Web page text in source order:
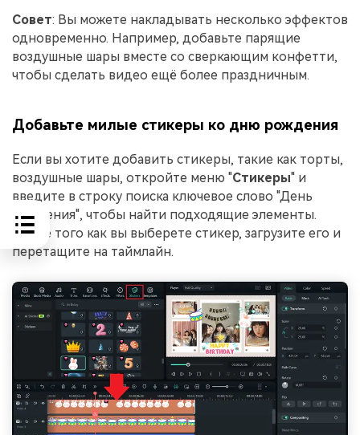
Совет: Вы можете накладывать несколько эффектов
одновременно. Например, добавьте парящие
воздушные шары вместе со сверкающим конфетти,
чтобы сделать видео ещё более праздничным.
Добавьте милые стикеры ко дню рождения
Если вы хотите добавить стикеры, такие как торты,
воздушные шары, откройте меню "Стикеры" и
введите в строку поиска ключевое слово "День
рождения", чтобы найти подходящие элементы.
После того как вы выберете стикер, загрузите его и
перетащите на таймлайн.